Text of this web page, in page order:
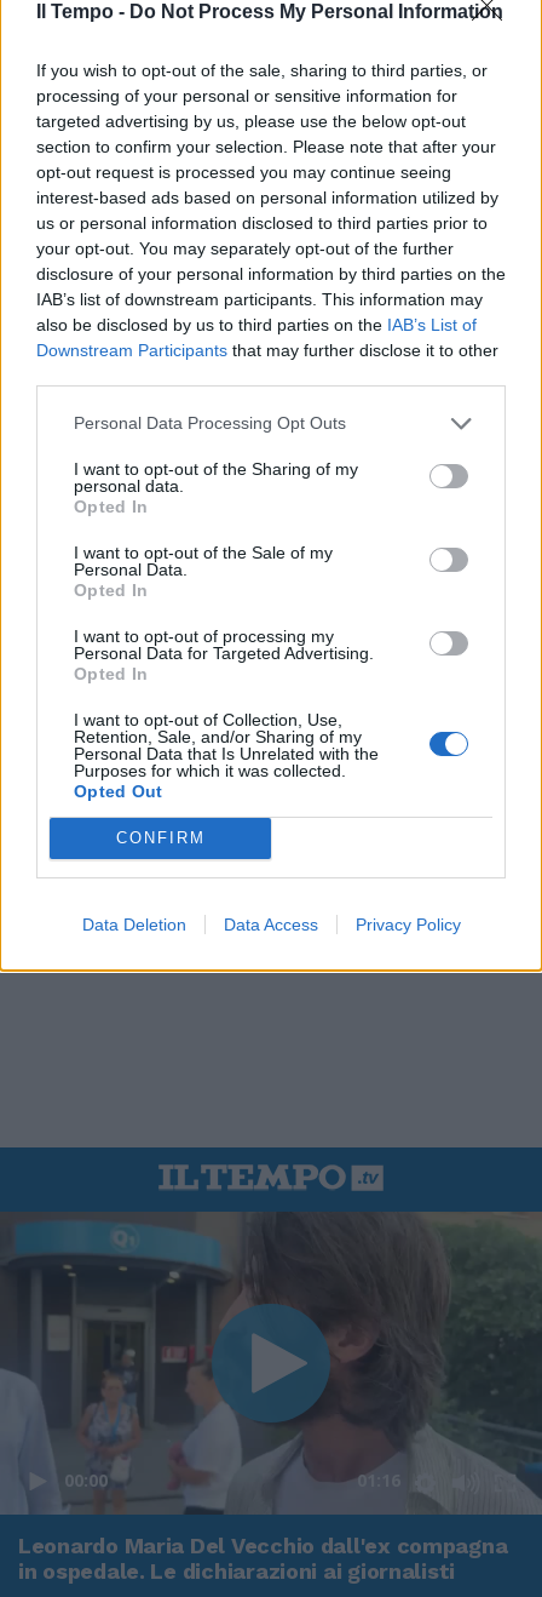
Il Tempo - Do Not Process My Personal Information
If you wish to opt-out of the sale, sharing to third parties, or
processing of your personal or sensitive information for
targeted advertising by us, please use the below opt-out
section to confirm your selection. Please note that after your
opt-out request is processed you may continue seeing
interest-based ads based on personal information utilized by
us or personal information disclosed to third parties prior to
your opt-out. You may separately opt-out of the further
disclosure of your personal information by third parties on the
IAB’s list of downstream participants. This information may
also be disclosed by us to third parties on the IAB’s List of
Downstream Participants that may further disclose it to other
Personal Data Processing Opt Outs
I want to opt-out of the Sharing of my
personal data.
Opted In
I want to opt-out of the Sale of my
Personal Data.
Opted In
I want to opt-out of processing my
Personal Data for Targeted Advertising.
Opted In
I want to opt-out of Collection, Use,
Retention, Sale, and/or Sharing of my
Personal Data that Is Unrelated with the
Purposes for which it was collected.
Opted Out
CONFIRM
Data Deletion Data Access Privacy Policy
In evidenza
00:00 01:16
Leonardo Maria Del Vecchio dall'ex compagna
in ospedale. Le dichiarazioni ai giornalisti